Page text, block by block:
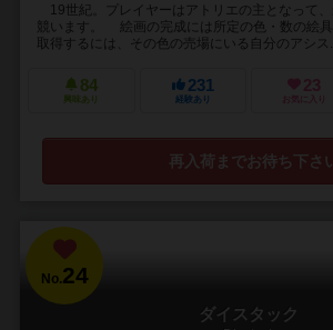
19世紀。プレイヤーはアトリエの主となって
競います。 絵画の完成には所定の色・数の絵
取得するには、その色の売場にいる自分のアシス...
84
興味あり
231
経験あり
23
お気に入り
再入荷までお待ち下さ
No.24
ダイスタック